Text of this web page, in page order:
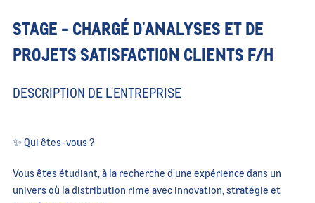
STAGE - CHARGÉ D'ANALYSES ET DE
PROJETS SATISFACTION CLIENTS F/H
DESCRIPTION DE L'ENTREPRISE
✨ Qui êtes-vous ?
Vous êtes étudiant, à la recherche d’une expérience dans un
univers où la distribution rime avec innovation, stratégie et